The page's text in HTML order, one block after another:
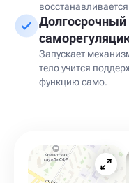
Запускает
тело учится
функцию само.